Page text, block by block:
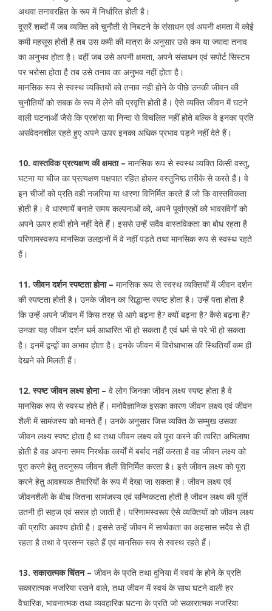
अथवा तनावरहित के रूप में निर्धारित होती है।
दूसरें शब्दों में जब व्यक्ति को चुनौती से निबटने के संसाधन एवं अपनी क्षमता में कोई
कमी महसूस होती है तब उस कमी की मात्रा के अनुसार उसे कम या ज्यादा तनाव
का अनुभव होता है। वहीं जब उसे अपनी क्षमता, अपने संसाधन एवं सपोर्ट सिस्टम
पर भरोसा होता है तब उसे तनाव का अनुभव नहीं होता है।
मानसिक रूप से स्वस्थ व्यक्तियों को तनाव नही होने के पीछे उनकी जीवन की
चुनौतियों को सबक के रूप में लेने की प्रवृत्ति होती है। ऐसे व्यक्ति जीवन में घटने
वाली घटनाओं जैसे कि प्रशंसा या निन्दा से विचलित नहीं होते बल्कि वे इनका प्रति
असंवेदनशील रहते हुए अपने ऊपर इनका अधिक प्रभाव पड़ने नहीं देते हैं।
10. वास्तविक प्रत्यक्षण की क्षमता – मानसिक रूप से स्वस्थ व्यक्ति किसी वस्तु,
घटना या चीज का प्रत्यक्षण पक्षपात रहित होकर वस्तुनिष्ठ तरीके से करते हैं। वे
इन चीजों को प्रति वही नजरिया या धारणा विनिर्मित करते हैं जो कि वास्तविकता
होती है। वे धारणायें बनाते समय कल्पनाओं को, अपने पूर्वाग्रहों को भावसंवेगों को
अपने ऊपर हावी होने नहीं देते हैं। इससे उन्हें सदैव वास्तविकता का बोध रहता है
परिणामस्वरूप मानसिक उलझनों में वे नहीं पड़ते तथा मानसिक रूप से स्वस्थ रहते
हैं।
11. जीवन दर्शन स्पष्टता होना – मानसिक रूप से स्वस्थ व्यक्तियों में जीवन दर्शन
की स्पष्टता होती है। उनके जीवन का सिद्धान्त स्पष्ट होता है। उन्हें पता होता है
कि उन्हें अपने जीवन में किस तरह से आगे बढ़ना है? क्यों बढ़ना है? कैसे बढ़ना है?
उनका यह जीवन दर्शन धर्म आधारित भी हो सकता है एवं धर्म से परे भी हो सकता
है। इनमें द्वन्द्वों का अभाव होता है। इनके जीवन में विरोधाभास की स्थितियॉं कम ही
देखने को मिलती हैं।
12. स्पष्ट जीवन लक्ष्य होना – वे लोग जिनका जीवन लक्ष्य स्पष्ट होता है वे
मानसिक रूप से स्वस्थ होते हैं। मनोवैज्ञानिक इसका कारण जीवन लक्ष्य एवं जीवन
शैली में सामंजस्य को मानते हैं। उनके अनुसार जिस व्यक्ति के सम्मुख उसका
जीवन लक्ष्य स्पष्ट होता है था तथा जीवन लक्ष्य को पूरा करने की त्वरित अभिलाषा
होती है वह अपना समय निरर्थक कार्यों में बर्बाद नहीं करता है वह जीवन लक्ष्य को
पूरा करने हेतु तदनुरूप जीवन शैली विनिर्मित करता है। इसे जीवन लक्ष्य को पूरा
करने हेतु आवश्यक तैयारियों के रूप में देखा जा सकता है। जीवन लक्ष्य एवं
जीवनशैली के बीच जितना सामंजस्य एवं सन्निकटता होती है जीवन लक्ष्य की पूर्ति
उतनी ही सहज एवं सरल हो जाती है। परिणामस्वरूप ऐसे व्यक्तियों को जीवन लक्ष्य
की प्राप्ति अवश्य होती है। इससे उन्हें जीवन में सार्थकता का अहसास सदैव से ही
रहता है तथा वे प्रसन्न रहते हैं एवं मानसिक रूप से स्वस्थ रहते हैं।
13. सकारात्मक चिंतन – जीवन के प्रति तथा दुनिया में स्वयं के होने के प्रति
सकारात्मक नजरिया रखने वाले, तथा जीवन में स्वयं के साथ घटने वाली हर
वैचारिक, भावनात्मक तथा व्यवहारिक घटना के प्रति जो सकारात्मक नजरिया